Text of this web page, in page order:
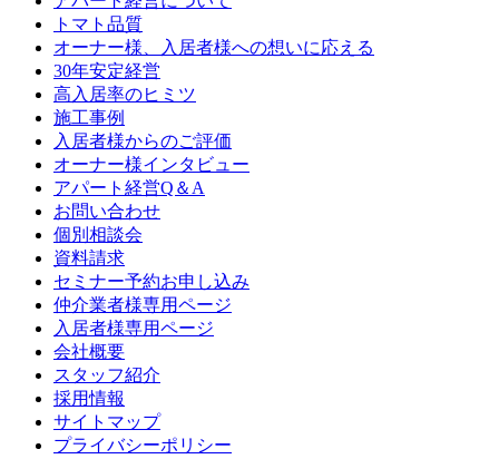
トマト品質
オーナー様、入居者様への想いに応える
30年安定経営
高入居率のヒミツ
施工事例
入居者様からのご評価
オーナー様インタビュー
アパート経営Q＆A
お問い合わせ
個別相談会
資料請求
セミナー予約お申し込み
仲介業者様専用ページ
入居者様専用ページ
会社概要
スタッフ紹介
採用情報
サイトマップ
プライバシーポリシー